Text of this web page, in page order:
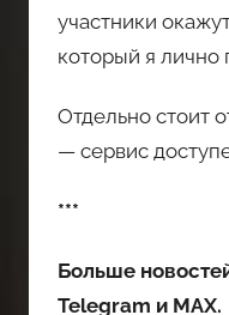
участники
который я
Отдельно стоит
— сервис
***
Больше
Telegram и MAX.